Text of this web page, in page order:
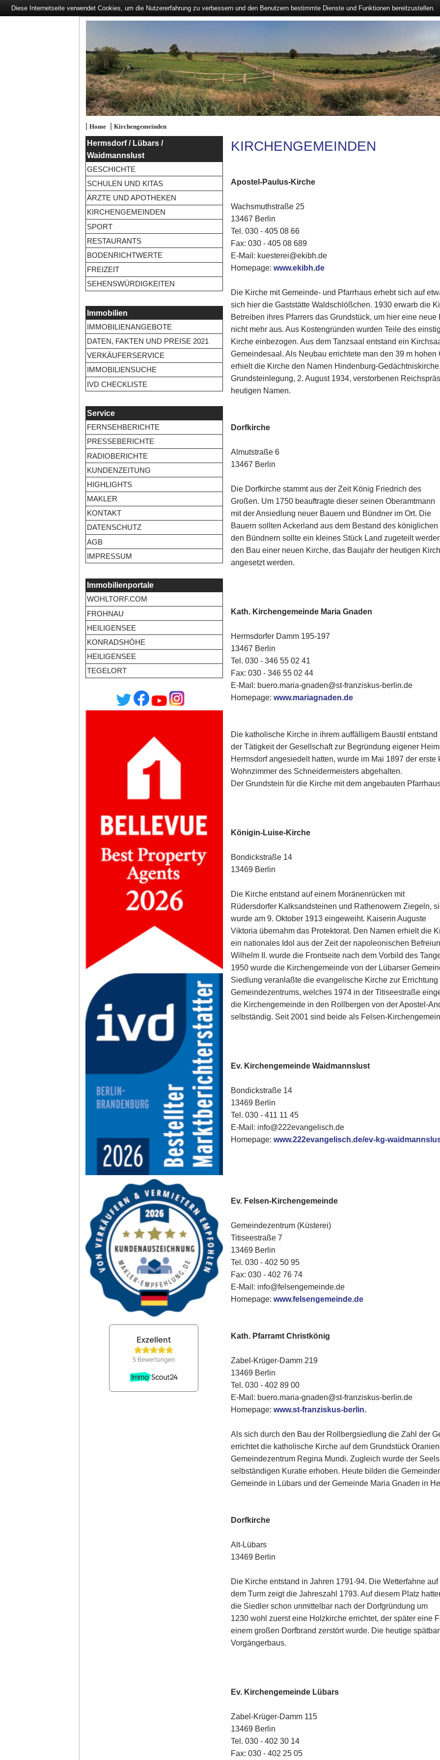
| Home| Kirchengemeinden
Hermsdorf / Lübars /
Waidmannslust
GESCHICHTE
SCHULEN UND KITAS
ÄRZTE UND APOTHEKEN
KIRCHENGEMEINDEN
SPORT
RESTAURANTS
BODENRICHTWERTE
FREIZEIT
SEHENSWÜRDIGKEITEN
Immobilien
IMMOBILIENANGEBOTE
DATEN, FAKTEN UND PREISE 2021
VERKÄUFERSERVICE
IMMOBILIENSUCHE
IVD CHECKLISTE
Service
FERNSEHBERICHTE
PRESSEBERICHTE
RADIOBERICHTE
KUNDENZEITUNG
HIGHLIGHTS
MAKLER
KONTAKT
DATENSCHUTZ
AGB
IMPRESSUM
Immobilienportale
WOHLTORF.COM
FROHNAU
HEILIGENSEE
KONRADSHÖHE
HEILIGENSEE
TEGELORT
KIRCHENGEMEINDEN
Apostel-Paulus-Kirche
Wachsmuthstraße 25
13467 Berlin
Tel. 030 - 405 08 66
Fax: 030 - 405 08 689
E-Mail: kuesterei@ekibh.de
Homepage:www.ekibh.de
Die Kirche mit Gemeinde- und Pfarrhaus erhebt sich auf
sich hier die Gaststätte Waldschlößchen. 1930 erwarb die
Betreiben ihres Pfarrers das Grundstück, um hier eine
nicht mehr aus. Aus Kostengründen wurden Teile des
Kirche einbezogen. Aus dem Tanzsaal entstand ein
Gemeindesaal. Als Neubau errichtete man den 39 m
erhielt die Kirche den Namen Hindenburg-
Grundsteinlegung, 2. August 1934, verstorbenen
heutigen Namen.
Dorfkirche
Almutstraße 6
13467 Berlin
Die Dorfkirche stammt aus der Zeit König Friedrich des
Großen. Um 1750 beauftragte dieser seinen Oberamtmann
mit der Ansiedlung neuer Bauern und Bündner im Ort. Die
Bauern sollten Ackerland aus dem Bestand des
den Bündnern sollte ein kleines Stück Land zugeteilt
den Bau einer neuen Kirche, das Baujahr der heutigen
angesetzt werden.
Kath. Kirchengemeinde Maria Gnaden
Hermsdorfer Damm 195-197
13467 Berlin
Tel. 030 - 346 55 02 41
Fax: 030 - 346 55 02 44
E-Mail: buero.maria-gnaden@st-franziskus-berlin.de
Homepage:www.mariagnaden.de
Die katholische Kirche in ihrem auffälligem Baustil
der Tätigkeit der Gesellschaft zur Begründung eigener
Hermsdorf angesiedelt hatten, wurde im Mai 1897 der
Wohnzimmer des Schneidermeisters abgehalten.
Der Grundstein für die Kirche mit dem angebauten
Königin-Luise-Kirche
Bondickstraße 14
13469 Berlin
Die Kirche entstand auf einem Moränenrücken mit
Rüdersdorfer Kalksandsteinen und Rathenowern Ziegeln,
wurde am 9. Oktober 1913 eingeweiht. Kaiserin Auguste
Viktoria übernahm das Protektorat. Den Namen erhielt die
ein nationales Idol aus der Zeit der napoleonischen
Wilhelm II. wurde die Frontseite nach dem Vorbild des
1950 wurde die Kirchengemeinde von der Lübarser
Siedlung veranlaßte die evangelische Kirche zur
Gemeindezentrums, welches 1974 in der Titiseestraße
die Kirchengemeinde in den Rollbergen von der Apostel-
selbständig. Seit 2001 sind beide als Felsen-
Ev. Kirchengemeinde Waidmannslust
Bondickstraße 14
13469 Berlin
Tel. 030 - 411 11 45
E-Mail: info@222evangelisch.de
Homepage:www.222evangelisch.de/ev-kg-
Ev. Felsen-Kirchengemeinde
Gemeindezentrum (Küsterei)
Titiseestraße 7
13469 Berlin
Tel. 030 - 402 50 95
Fax: 030 - 402 76 74
E-Mail: info@felsengemeinde.de
Homepage:www.felsengemeinde.de
Kath. Pfarramt Christkönig
Zabel-Krüger-Damm 219
13469 Berlin
Tel. 030 - 402 89 00‎
E-Mail: buero.maria-gnaden@st-franziskus-berlin.de
Homepage:www.st-franziskus-berlin.
Als sich durch den Bau der Rollbergsiedlung die Zahl der
errichtet die katholische Kirche auf dem Grundstück
Gemeindezentrum Regina Mundi. Zugleich wurde der
selbständigen Kuratie erhoben. Heute bilden die
Gemeinde in Lübars und der Gemeinde Maria Gnaden in
Dorfkirche
Alt-Lübars
13469 Berlin
Die Kirche entstand in Jahren 1791-94. Die Wetterfahne auf
dem Turm zeigt die Jahreszahl 1793. Auf diesem Platz
die Siedler schon unmittelbar nach der Dorfgründung um
1230 wohl zuerst eine Holzkirche errichtet, der später eine
einem großen Dorfbrand zerstört wurde. Die heutige
Vorgängerbaus.
Ev. Kirchengemeinde Lübars
Zabel-Krüger-Damm 115
13469 Berlin
Tel. 030 - 402 30 14
Fax: 030 - 402 25 05
Diese Internetseite verwendet Cookies, um die Nutzererfahrung zu verbessern und den Benutzern bestimmte Dienste und Funktionen bereitzustellen.